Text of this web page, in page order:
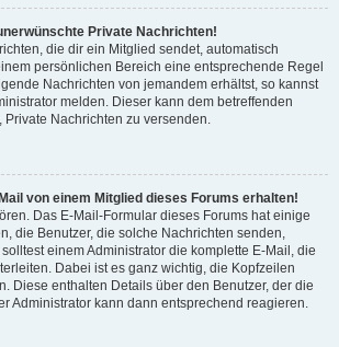
Private Nachrichten!
die dir ein Mitglied sendet, automatisch
persönlichen Bereich eine entsprechende Regel
Nachrichten von jemandem erhältst, so kannst
melden. Dieser kann dem betreffenden
Private Nachrichten zu versenden.
von einem Mitglied dieses Forums erhalten!
Das E-Mail-Formular dieses Forums hat einige
die Benutzer, die solche Nachrichten senden,
einem Administrator die komplette E-Mail, die
Dabei ist es ganz wichtig, die Kopfzeilen
Diese enthalten Details über den Benutzer, der die
Administrator kann dann entsprechend reagieren.